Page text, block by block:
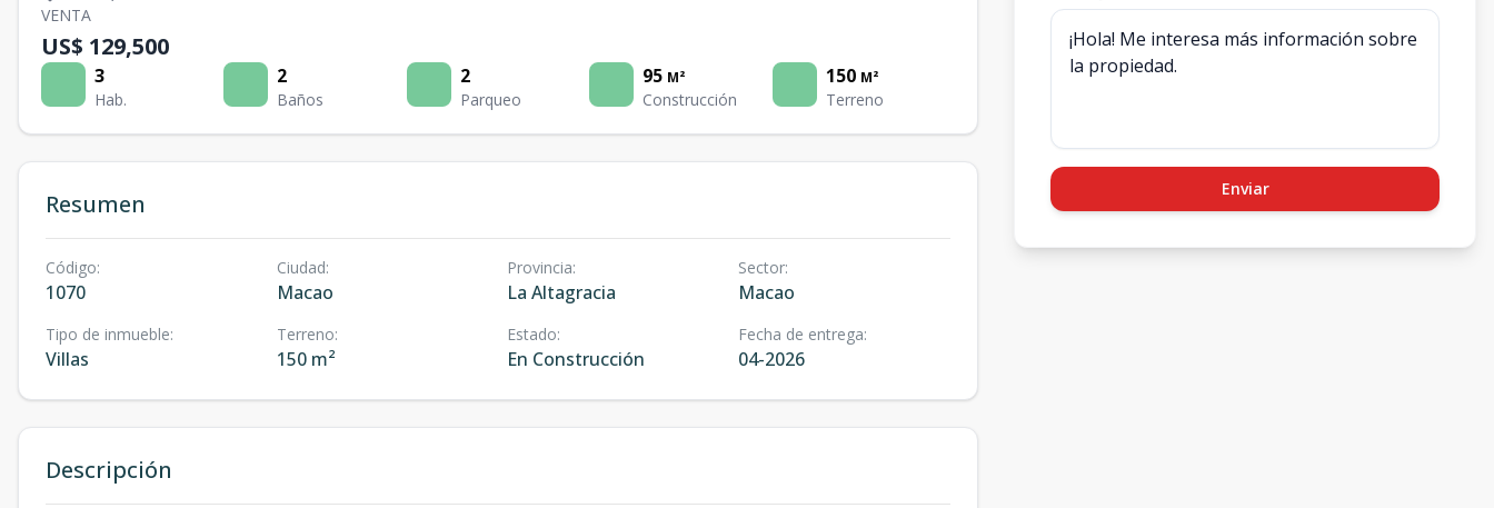
VENTA
US$ 129,500
3
Hab.
2
Baños
2
Parqueo
95 M²
Construcción
150 M²
Terreno
Resumen
Código:
1070
Ciudad:
Macao
Provincia:
La Altagracia
Sector:
Macao
Tipo de inmueble:
Villas
Terreno:
150 m²
Estado:
En Construcción
Fecha de entrega:
04-2026
Descripción
Enviar